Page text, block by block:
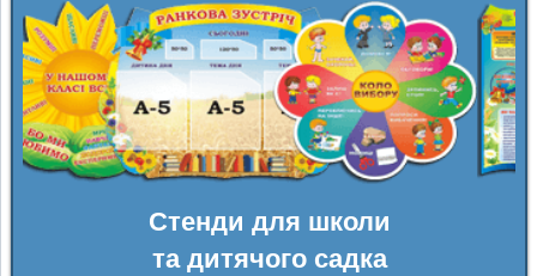
Стенди для школи
та дитячого садка